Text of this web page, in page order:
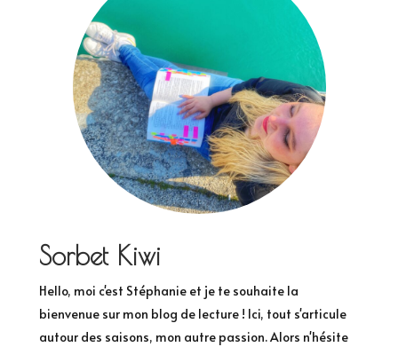
Sorbet Kiwi
Hello, moi c'est Stéphanie et je te souhaite la
bienvenue sur mon blog de lecture ! Ici, tout s'articule
autour des saisons, mon autre passion. Alors n'hésite